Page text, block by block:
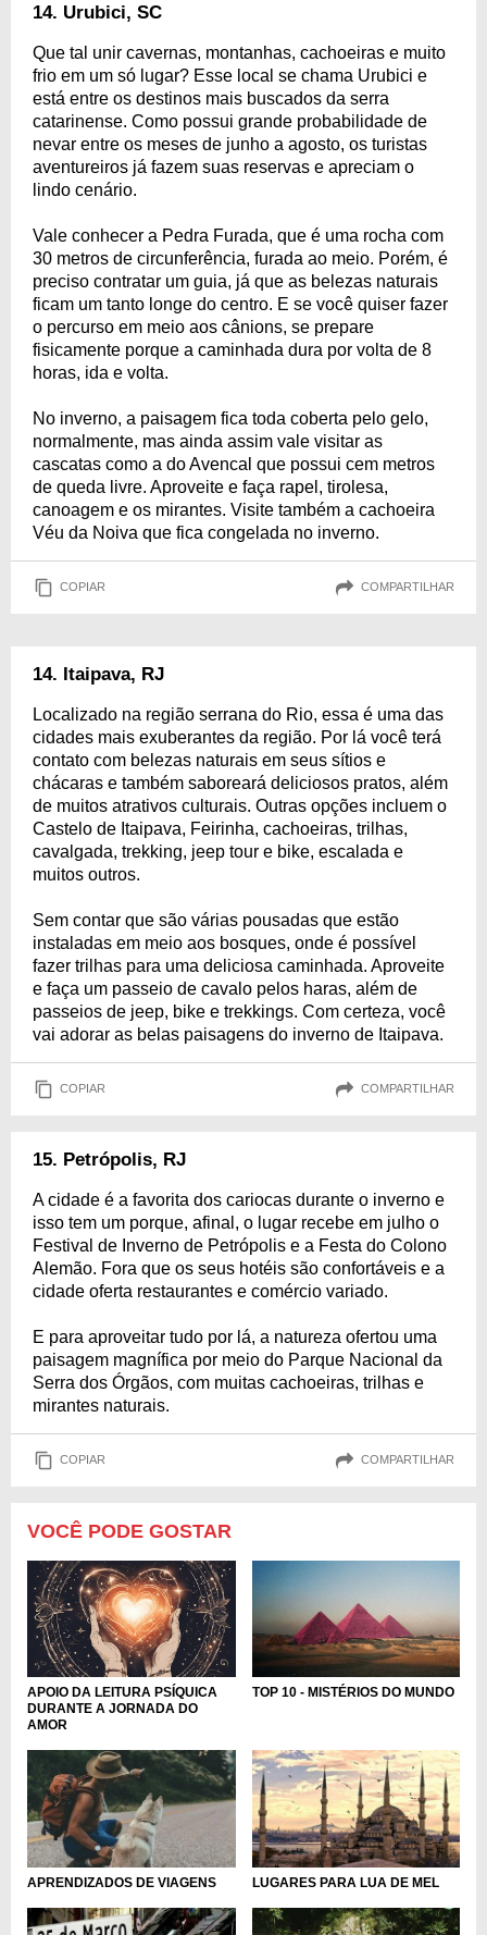
14. Urubici, SC
Que tal unir cavernas, montanhas, cachoeiras e muito
frio em um só lugar? Esse local se chama Urubici e
está entre os destinos mais buscados da serra
catarinense. Como possui grande probabilidade de
nevar entre os meses de junho a agosto, os turistas
aventureiros já fazem suas reservas e apreciam o
lindo cenário.
Vale conhecer a Pedra Furada, que é uma rocha com
30 metros de circunferência, furada ao meio. Porém, é
preciso contratar um guia, já que as belezas naturais
ficam um tanto longe do centro. E se você quiser fazer
o percurso em meio aos cânions, se prepare
fisicamente porque a caminhada dura por volta de 8
horas, ida e volta.
No inverno, a paisagem fica toda coberta pelo gelo,
normalmente, mas ainda assim vale visitar as
cascatas como a do Avencal que possui cem metros
de queda livre. Aproveite e faça rapel, tirolesa,
canoagem e os mirantes. Visite também a cachoeira
Véu da Noiva que fica congelada no inverno.
COPIAR COMPARTILHAR
14. Itaipava, RJ
Localizado na região serrana do Rio, essa é uma das
cidades mais exuberantes da região. Por lá você terá
contato com belezas naturais em seus sítios e
chácaras e também saboreará deliciosos pratos, além
de muitos atrativos culturais. Outras opções incluem o
Castelo de Itaipava, Feirinha, cachoeiras, trilhas,
cavalgada, trekking, jeep tour e bike, escalada e
muitos outros.
Sem contar que são várias pousadas que estão
instaladas em meio aos bosques, onde é possível
fazer trilhas para uma deliciosa caminhada. Aproveite
e faça um passeio de cavalo pelos haras, além de
passeios de jeep, bike e trekkings. Com certeza, você
vai adorar as belas paisagens do inverno de Itaipava.
COPIAR COMPARTILHAR
15. Petrópolis, RJ
A cidade é a favorita dos cariocas durante o inverno e
isso tem um porque, afinal, o lugar recebe em julho o
Festival de Inverno de Petrópolis e a Festa do Colono
Alemão. Fora que os seus hotéis são confortáveis e a
cidade oferta restaurantes e comércio variado.
E para aproveitar tudo por lá, a natureza ofertou uma
paisagem magnífica por meio do Parque Nacional da
Serra dos Órgãos, com muitas cachoeiras, trilhas e
mirantes naturais.
COPIAR COMPARTILHAR
VOCÊ PODE GOSTAR
APOIO DA LEITURA PSÍQUICA
DURANTE A JORNADA DO
AMOR
TOP 10 - MISTÉRIOS DO MUNDO
APRENDIZADOS DE VIAGENS LUGARES PARA LUA DE MEL